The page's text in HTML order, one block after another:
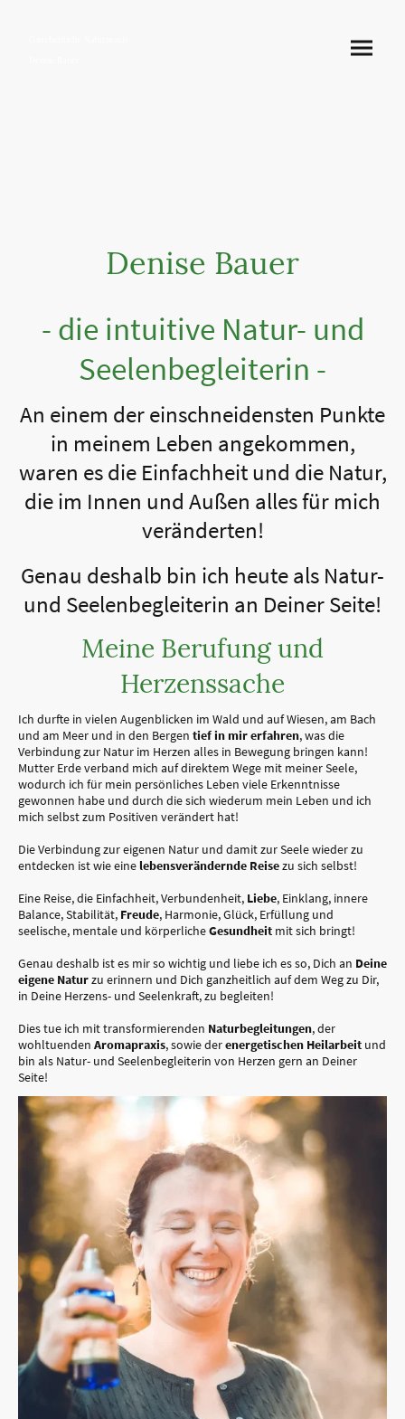
Denise Bauer
- die intuitive Natur- und
Seelenbegleiterin -
An einem der einschneidensten Punkte
in meinem Leben angekommen,
waren es die Einfachheit und die Natur,
die im Innen und Außen alles für mich
veränderten!
Genau deshalb bin ich heute als Natur-
und Seelenbegleiterin an Deiner Seite!
Meine Berufung und
Herzenssache
Ich durfte in vielen Augenblicken im Wald und auf Wiesen, am Bach
und am Meer und in den Bergen tief in mir erfahren, was die
Verbindung zur Natur im Herzen alles in Bewegung bringen kann!
Mutter Erde verband mich auf direktem Wege mit meiner Seele,
wodurch ich für mein persönliches Leben viele Erkenntnisse
gewonnen habe und durch die sich wiederum mein Leben und ich
mich selbst zum Positiven verändert hat!
Die Verbindung zur eigenen Natur und damit zur Seele wieder zu
entdecken ist wie eine lebensverändernde Reisezu sich selbst!
Eine Reise, die Einfachheit, Verbundenheit, Liebe, Einklang, innere
Balance, Stabilität, Freude, Harmonie, Glück, Erfüllung und
seelische, mentale und körperlicheGesundheit mit sich bringt!
Genau deshalb ist es mir so wichtig und liebe ich es so, Dich an Deine
eigene Naturzu erinnern und Dich ganzheitlich auf dem Weg zu Dir,
in Deine Herzens- und Seelenkraft, zu begleiten!
Dies tue ich mit transformierenden Naturbegleitungen, der
wohltuenden Aromapraxis, sowie derenergetischen Heilarbeit und
bin als Natur- und Seelenbegleiterin von Herzen gern an Deiner
Seite!